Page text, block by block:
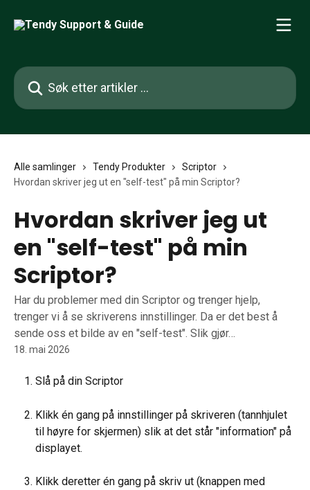
Søk etter artikler ...
Alle samlinger Tendy Produkter
Scriptor
Hvordan skriver jeg ut en "self-test" på min Scriptor?
Hvordan skriver jeg ut
en "self-test" på min
Scriptor?
Har du problemer med din Scriptor og trenger hjelp,
trenger vi å se skriverens innstillinger. Da er det best å
sende oss et bilde av en "self-test". Slik gjør…
18. mai 2026
Slå på din Scriptor
Klikk én gang på innstillinger på skriveren (tannhjulet
til høyre for skjermen) slik at det står "information" på
displayet.
Klikk deretter én gang på skriv ut (knappen med